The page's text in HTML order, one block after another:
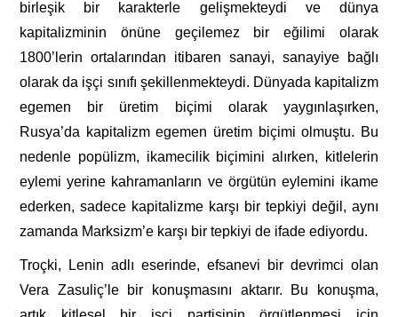
birleşik bir karakterle gelişmekteydi ve dünya
kapitalizminin önüne geçilemez bir eğilimi olarak
1800’lerin ortalarından itibaren sanayi, sanayiye bağlı
olarak da işçi sınıfı şekillenmekteydi. Dünyada kapitalizm
egemen bir üretim biçimi olarak yaygınlaşırken,
Rusya’da kapitalizm egemen üretim biçimi olmuştu. Bu
nedenle popülizm, ikamecilik biçimini alırken, kitlelerin
eylemi yerine kahramanların ve örgütün eylemini ikame
ederken, sadece kapitalizme karşı bir tepkiyi değil, aynı
zamanda Marksizm’e karşı bir tepkiyi de ifade ediyordu.
Troçki, Lenin adlı eserinde, efsanevi bir devrimci olan
Vera Zasuliç’le bir konuşmasını aktarır. Bu konuşma,